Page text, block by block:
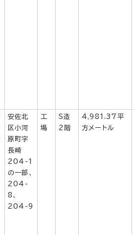
安佐北
区小河
原町字
長崎
204-1
の一部、
204-
8、
204-9
工
場
S造
2階
4,981.37平
方メートル